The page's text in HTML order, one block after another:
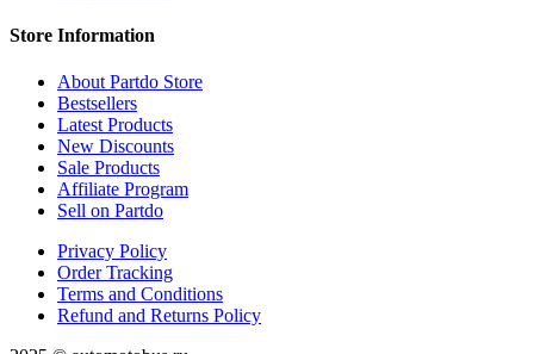
Store Information
About Partdo Store
Bestsellers
Latest Products
New Discounts
Sale Products
Affiliate Program
Sell on Partdo
Privacy Policy
Order Tracking
Terms and Conditions
Refund and Returns Policy